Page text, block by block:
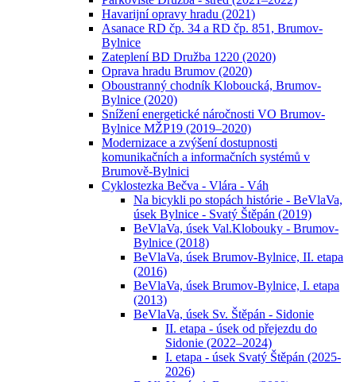
Havarijní opravy hradu (2021)
Asanace RD čp. 34 a RD čp. 851, Brumov-
Bylnice
Zateplení BD Družba 1220 (2020)
Oprava hradu Brumov (2020)
Oboustranný chodník Kloboucká, Brumov-
Bylnice (2020)
Snížení energetické náročnosti VO Brumov-
Bylnice MŽP19 (2019–2020)
Modernizace a zvýšení dostupnosti
komunikačních a informačních systémů v
Brumově-Bylnici
Cyklostezka Bečva - Vlára - Váh
Na bicykli po stopách histórie - BeVlaVa,
úsek Bylnice - Svatý Štěpán (2019)
BeVlaVa, úsek Val.Klobouky - Brumov-
Bylnice (2018)
BeVlaVa, úsek Brumov-Bylnice, II. etapa
(2016)
BeVlaVa, úsek Brumov-Bylnice, I. etapa
(2013)
BeVlaVa, úsek Sv. Štěpán - Sidonie
II. etapa - úsek od přejezdu do
Sidonie (2022–2024)
I. etapa - úsek Svatý Štěpán (2025-
2026)